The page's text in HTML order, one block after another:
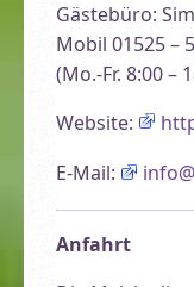
Gästebüro:
Mobil 01525 –
(Mo.-Fr. 8:00 –
Website:
E-Mail:
Anfahrt